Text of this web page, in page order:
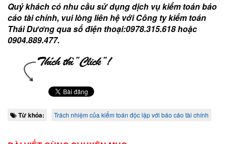
Quý khách có nhu cầu sử dụng dịch vụ kiểm toán báo
cáo tài chính, vui lòng liên hệ với Công ty kiểm toán
Thái Dương qua số điện thoại:0978.315.618 hoặc
0904.889.477.
Từ khóa: Trách nhiệm của kiểm toán độc lập với báo cáo tài chính